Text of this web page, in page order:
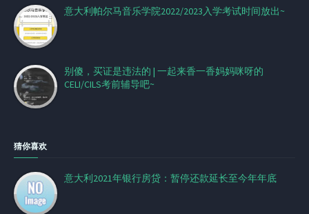
意大利帕尔马音乐学院2022/2023入学考试时间放出~
别傻，买证是违法的 | 一起来香一香妈妈咪呀的
CELI/CILS考前辅导吧~
猜你喜欢
意大利2021年银行房贷：暂停还款延长至今年年底